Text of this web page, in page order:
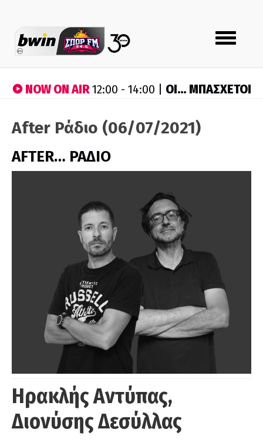
Toggle
navigation
NOW ON AIR12:00 - 14:00 | ΟΙ… ΜΠΑΣΧΕΤΟΙ
After Ράδιο (06/07/2021)
AFTER… ΡΑΔΙΟ
Ηρακλής Αντύπας,
Διονύσης Δεσύλλας